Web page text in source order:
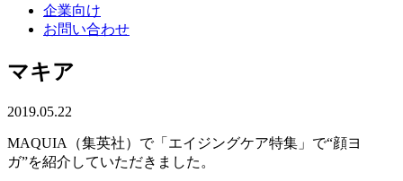
企業向け
お問い合わせ
マキア
2019.05.22
MAQUIA（集英社）で「エイジングケア特集」で“顔ヨ
ガ”を紹介していただきました。